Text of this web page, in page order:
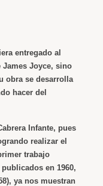
entregado al
James Joyce, sino
obra se desarrolla
hacer del
Infante, pues
realizar el
trabajo
en 1960,
ya nos muestran